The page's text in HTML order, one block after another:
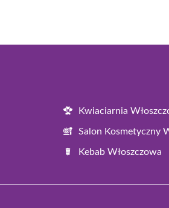
Kwiaciarnia
Salon Kosmetyczny
Kebab Włoszczowa